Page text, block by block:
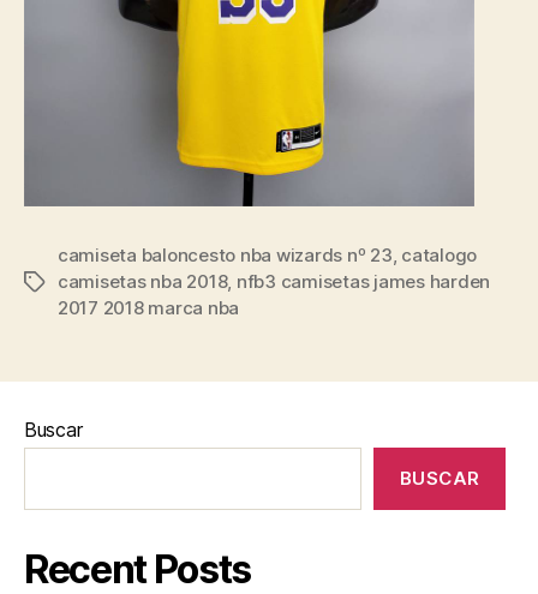
Etiquetas
camiseta baloncesto nba wizards nº 23 catalogo
camisetas nba 2018, nfb3 camisetas james harden
2017 2018 marca nba
Buscar
BUSCAR
Recent Posts